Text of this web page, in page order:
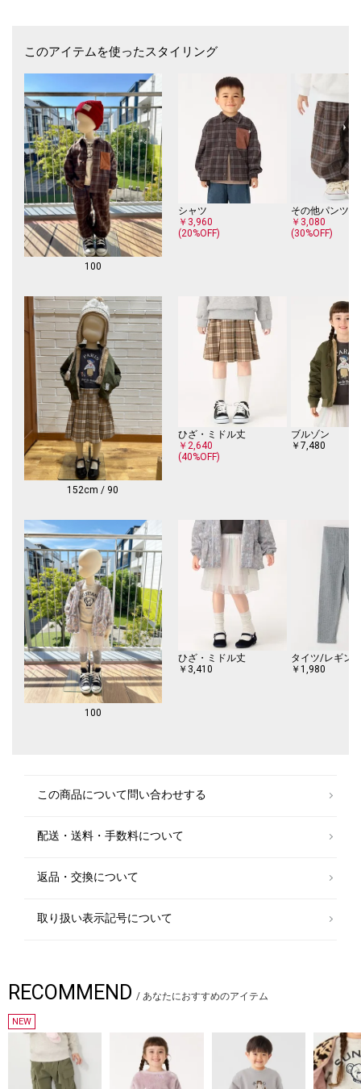
-コーディネート-
長すぎない着丈で、ボトムを選ばずに着回していただけます。
シャツやロンTと合わせたレイヤードスタイルもおすすめで、コーデの主
役になってくれる1枚です。
MENS品番で大人サイズもご用意しています。親子や兄妹でのリンクコー
デもおすすめです。
MENS品番：212-06-0006
※モールサイトによって(ハイフン/-)抜きでの品番表記となります。
------------------------------
生地の厚み：中間
伸縮性：有
透け感：無
光沢感：無
水洗い：洗濯機可
※80,90cmサイズのみ肩釦つき。
※汗や雨等の水分や摩擦により、他の衣類に色移りする場合がありますの
で、淡色衣類との組み合せはご注意ください。
※着用、洗濯時のスレで表面が毛羽立ち白っぽくなる場合がありますの
で、ご注意ください。
※濡れたまま放置すると、他のものへの色移りや、色泣きする場合があり
ますのでご注意ください。
※末永く愛用頂く為に、アテンションタグを必ずご確認の上、着用又はお
取り扱いください。
※商品の色味は、物撮りの詳細画像をご参照ください。
※画像の商品はサンプルです。
※タグにネームを記入できる欄を3段ご用意していますので、下から記入
していただければカットすることができ、持ち主が変わっても長く愛用し
ていただくことができます。
※こちらの商品はアウトレットのオリジナルレーベル商品です。
SHIPS OUTLET各店、ECサイトでの取り扱いとなります。
店舗へお問合せの際は、全国のSHIPS OUTLET各店までお願いいたしま
す。
その他のSHIPS各店舗へのお取り寄せ対応は致しかねますので、予めご了
承の程お願いいたします。
□SHIPS Colors
SHIPSのコンセプト「STYLISH STANDARD」のフィルターを通して、カジ
様々なライフスタイルに寄り添い、自分らしさを表現できるトータルアイ
テムを提案します。
このアイテムを使ったスタイリング
100
シャツ
￥3,960
(20%OFF)
その他パンツ
￥3,080
(30%OFF)
152cm / 90
ひざ・ミドル丈
￥2,640
(40%OFF)
ブルゾン
￥7,480
100
ひざ・ミドル丈
￥3,410
タイツ/レギン
￥1,980
この商品について問い合わせする
配送・送料・手数料について
返品・交換について
取り扱い表示記号について
RECOMMEND / あなたにおすすめのアイテム
NEW